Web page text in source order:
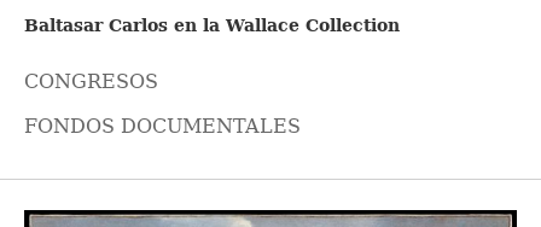
Baltasar Carlos en la Wallace Collection
CONGRESOS
FONDOS DOCUMENTALES